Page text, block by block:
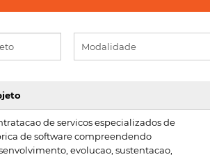
de servicos especializados de
de software compreendendo
evolucao, sustentacao,